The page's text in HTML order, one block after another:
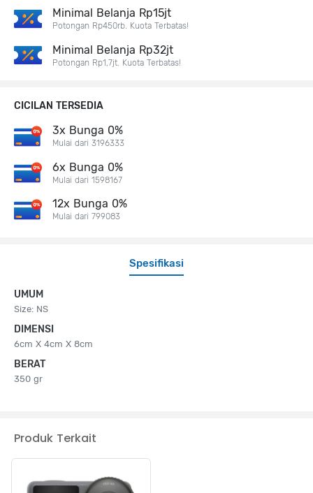
Spesifikasi
UMUM
Size: NS
DIMENSI
6cm X 4cm X 8cm
BERAT
350 gr
Minimal Belanja Rp15jt
Potongan Rp450rb. Kuota Terbatas!
Minimal Belanja Rp32jt
Potongan Rp1,7jt. Kuota Terbatas!
CICILAN TERSEDIA
3x Bunga 0%
Mulai dari 3196333
6x Bunga 0%
Mulai dari 1598167
12x Bunga 0%
Mulai dari 799083
Produk Terkait